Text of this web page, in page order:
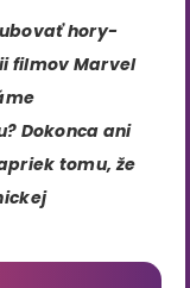
hory-
filmov Marvel
Dokonca ani
tomu, že